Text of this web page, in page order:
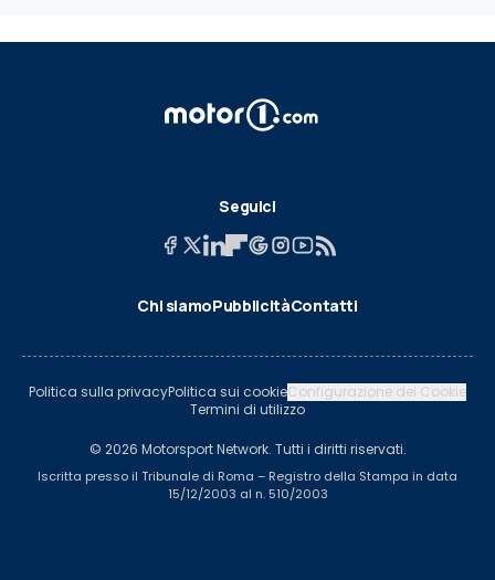
Seguici
Chi siamoPubblicitàContatti
Politica sulla privacyPolitica sui cookieConfigurazione dei Cookie
Termini di utilizzo
© 2026 Motorsport Network. Tutti i diritti riservati.
Iscritta presso il Tribunale di Roma – Registro della Stampa in data
15/12/2003 al n. 510/2003